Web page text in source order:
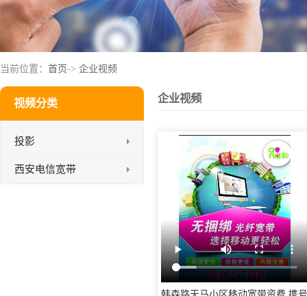
当前位置： 首页-> 企业视频
视频分类
投影
西安电信宽带
企业视频